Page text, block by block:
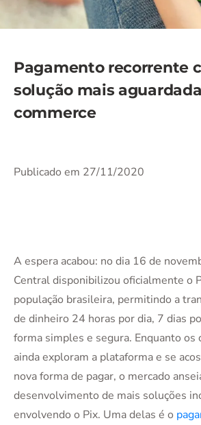
Pagamento recorrente
solução mais
commerce
Publicado em 27/11/2020
A espera acabou: no dia 16 de
Central disponibilizou oficialmente o
população brasileira, permitindo a
de dinheiro 24 horas por dia, 7 dias
forma simples e segura. Enquanto os
ainda exploram a plataforma e se
nova forma de pagar, o mercado
desenvolvimento de mais soluções
envolvendo o Pix. Uma delas é o